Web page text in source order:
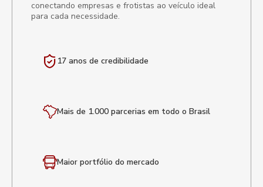
conectando empresas e frotistas ao veículo ideal
para cada necessidade.
17 anos de credibilidade
Mais de 1.000 parcerias em todo o Brasil
Maior portfólio do mercado